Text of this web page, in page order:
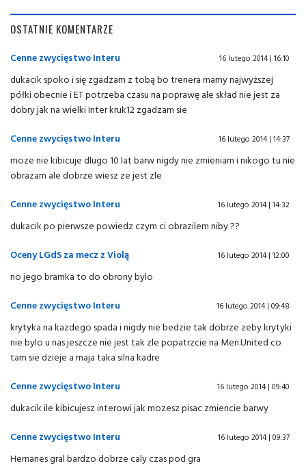
OSTATNIE KOMENTARZE
Cenne zwycięstwo Interu 16 lutego 2014 | 16:10
dukacik spoko i się zgadzam z tobą bo trenera mamy najwyższej
półki obecnie i ET potrzeba czasu na poprawę ale skład nie jest za
dobry jak na wielki Inter kruk12 zgadzam sie
Cenne zwycięstwo Interu
16 lutego 2014 | 14:37
moze nie kibicuje dlugo 10 lat barw nigdy nie zmieniam i nikogo tu nie
obrazam ale dobrze wiesz ze jest zle
Cenne zwycięstwo Interu
16 lutego 2014 | 14:32
dukacik po pierwsze powiedz czym ci obrazilem niby ??
Oceny LGdS za mecz z Violą
16 lutego 2014 | 12:00
no jego bramka to do obrony bylo
Cenne zwycięstwo Interu
16 lutego 2014 | 09:48
krytyka na kazdego spada i nigdy nie bedzie tak dobrze zeby krytyki
nie bylo u nas jeszcze nie jest tak zle popatrzcie na Men.United co
tam sie dzieje a maja taka silna kadre
Cenne zwycięstwo Interu
16 lutego 2014 | 09:40
dukacik ile kibicujesz interowi jak mozesz pisac zmiencie barwy
Cenne zwycięstwo Interu
16 lutego 2014 | 09:37
Hernanes gral bardzo dobrze caly czas pod gra